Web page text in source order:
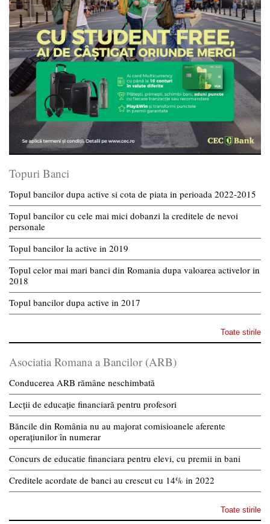
Topuri Banci
Topul bancilor dupa active si cota de piata in perioada 2022-2015
Topul bancilor cu cele mai mici dobanzi la creditele de nevoi
personale
Topul bancilor la active in 2019
Topul celor mai mari banci din Romania dupa valoarea activelor in
2018
Topul bancilor dupa active in 2017
Toate stirile
Asociatia Romana a Bancilor (ARB)
Conducerea ARB rămâne neschimbată
Lecții de educație financiară pentru profesori
Băncile din România nu au majorat comisioanele aferente
operațiunilor în numerar
Concurs de educatie financiara pentru elevi, cu premii in bani
Creditele acordate de banci au crescut cu 14% in 2022
Toate stirile